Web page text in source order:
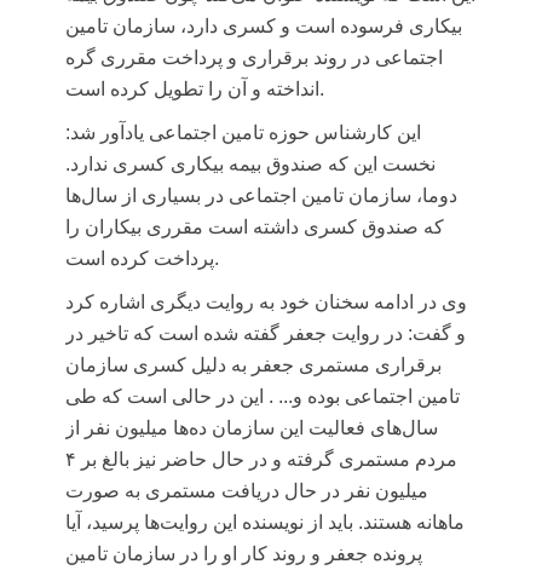
بیکاری فرسوده است و کسری دارد، سازمان تامین
اجتماعی در روند برقراری و پرداخت مقرری گره
انداخته و آن را تطویل کرده است.
این کارشناس حوزه تامین اجتماعی یادآور شد:
نخست این که صندوق بیمه بیکاری کسری ندارد.
دوما، سازمان تامین اجتماعی در بسیاری از سال‌ها
که صندوق کسری داشته است مقرری بیکاران را
پرداخت کرده است.
وی در ادامه سخنان خود به روایت دیگری اشاره کرد
و گفت: در روایت جعفر گفته شده است که تاخیر در
برقراری مستمری جعفر به دلیل کسری سازمان
تامین اجتماعی بوده و... . این در حالی است که طی
سال‌های فعالیت این سازمان ده‌ها میلیون نفر از
مردم مستمری گرفته و در حال حاضر نیز بالغ بر ۴
میلیون نفر در حال دریافت مستمری به صورت
ماهانه هستند. باید از نویسنده این روایت‌ها پرسید، آیا
پرونده جعفر و روند کار او را در سازمان تامین